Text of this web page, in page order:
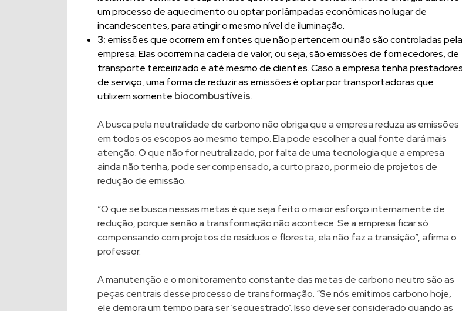
um processo de aquecimento ou optar por lâmpadas econômicas no lugar de
incandescentes, para atingir o mesmo nível de iluminação.
3: emissões que ocorrem em fontes que não pertencem ou não são controladas pela
empresa. Elas ocorrem na cadeia de valor, ou seja, são emissões de fornecedores, de
transporte terceirizado e até mesmo de clientes. Caso a empresa tenha prestadores
de serviço, uma forma de reduzir as emissões é optar por transportadoras que
utilizem somente biocombustíveis.
A busca pela neutralidade de carbono não obriga que a empresa reduza as emissões
em todos os escopos ao mesmo tempo. Ela pode escolher a qual fonte dará mais
atenção. O que não for neutralizado, por falta de uma tecnologia que a empresa
ainda não tenha, pode ser compensado, a curto prazo, por meio de projetos de
redução de emissão.
“O que se busca nessas metas é que seja feito o maior esforço internamente de
redução, porque senão a transformação não acontece. Se a empresa ficar só
compensando com projetos de resíduos e floresta, ela não faz a transição”, afirma o
professor.
A manutenção e o monitoramento constante das metas de carbono neutro são as
peças centrais desse processo de transformação. “Se nós emitimos carbono hoje,
ele demora um tempo para ser ‘sequestrado’. Isso deve ser considerado quando as